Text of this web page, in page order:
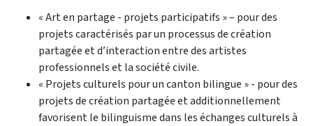
« Art en partage - projets participatifs » – pour des
projets caractérisés par un processus de création
partagée et d’interaction entre des artistes
professionnels et la société civile.
« Projets culturels pour un canton bilingue » - pour des
projets de création partagée et additionnellement
favorisent le bilinguisme dans les échanges culturels à